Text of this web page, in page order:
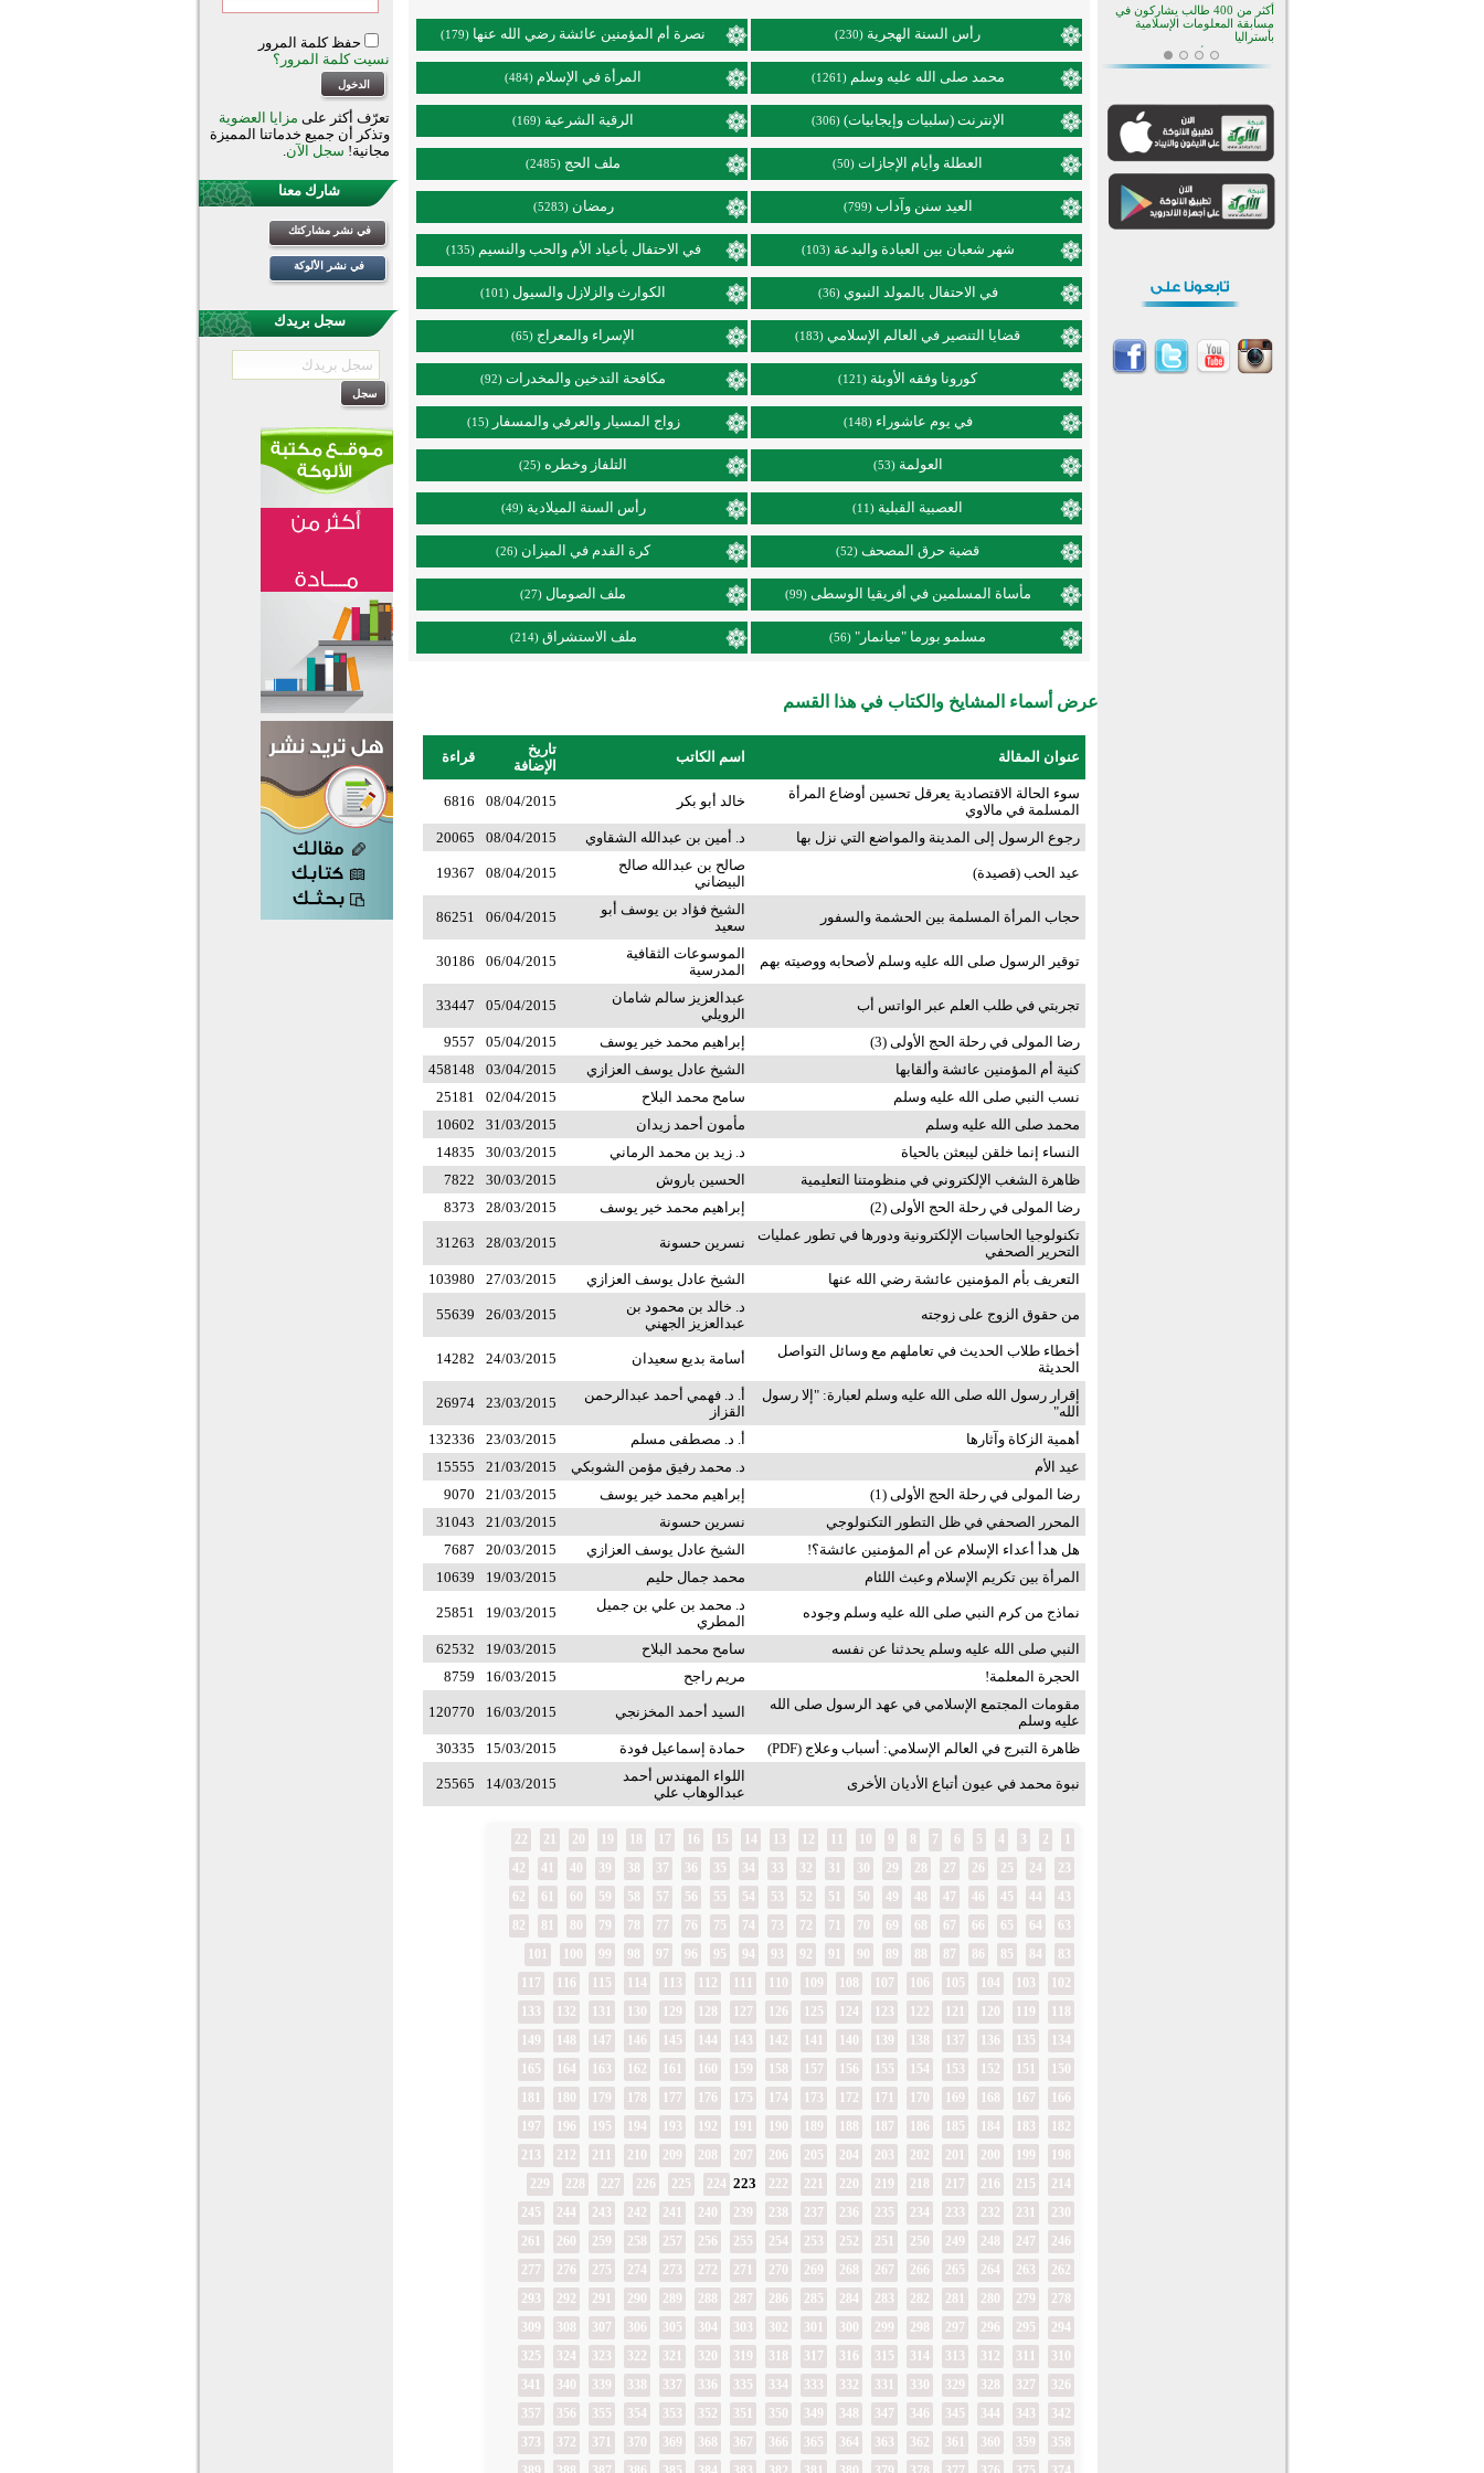
رأس السنة الهجرية (230) نصرة أم المؤمنين عائشة رضي الله عنها (179)
محمد صلى الله عليه وسلم (1261) المرأة في الإسلام (484)
الإنترنت (سلبيات وإيجابيات) (306) الرقية الشرعية (169)
العطلة وأيام الإجازات (50) ملف الحج (2485)
العيد سنن وآداب (799) رمضان (5283)
شهر شعبان بين العبادة والبدعة (103) في الاحتفال بأعياد الأم والحب والنسيم (135)
في الاحتفال بالمولد النبوي (36) الكوارث والزلازل والسيول (101)
قضايا التنصير في العالم الإسلامي (183) الإسراء والمعراج (65)
كورونا وفقه الأوبئة (121) مكافحة التدخين والمخدرات (92)
في يوم عاشوراء (148) زواج المسيار والعرفي والمسفار (15)
العولمة (53) التلفاز وخطره (25)
العصبية القبلية (11) رأس السنة الميلادية (49)
قضية حرق المصحف (52) كرة القدم في الميزان (26)
مأساة المسلمين في أفريقيا الوسطى (99) ملف الصومال (27)
مسلمو بورما "ميانمار" (56) ملف الاستشراق (214)
عرض أسماء المشايخ والكتاب في هذا القسم
عنوان المقالة اسم الكاتب
تاريخ
الإضافة
قراءة
سوء الحالة الاقتصادية يعرقل تحسين أوضاع المرأة
المسلمة في مالاوي
خالد أبو بكر 08/04/2015
6816
رجوع الرسول إلى المدينة والمواضع التي نزل بها د. أمين بن عبدالله الشقاوي 08/04/2015
20065
عيد الحب (قصيدة)
صالح بن عبدالله صالح
البيضاني
08/04/2015
19367
حجاب المرأة المسلمة بين الحشمة والسفور
الشيخ فؤاد بن يوسف أبو
سعيد
06/04/2015
86251
توقير الرسول صلى الله عليه وسلم لأصحابه ووصيته بهم
الموسوعات الثقافية
المدرسية
06/04/2015
30186
تجربتي في طلب العلم عبر الواتس أب
عبدالعزيز سالم شامان
الرويلي
05/04/2015
33447
رضا المولى في رحلة الحج الأولى (3) إبراهيم محمد خير يوسف 05/04/2015
9557
كنية أم المؤمنين عائشة وألقابها
الشيخ عادل يوسف العزازي 03/04/2015
458148
نسب النبي صلى الله عليه وسلم
سامح محمد البلاح 02/04/2015
25181
محمد صلى الله عليه وسلم
مأمون أحمد زيدان 31/03/2015
10602
النساء إنما خلقن ليبعثن بالحياة
د. زيد بن محمد الرماني 30/03/2015
14835
ظاهرة الشغب الإلكتروني في منظومتنا التعليمية
الحسين باروش 30/03/2015
7822
رضا المولى في رحلة الحج الأولى (2)
إبراهيم محمد خير يوسف 28/03/2015
8373
تكنولوجيا الحاسبات الإلكترونية ودورها في تطور عمليات
التحرير الصحفي
نسرين حسونة 28/03/2015
31263
التعريف بأم المؤمنين عائشة رضي الله عنها الشيخ عادل يوسف العزازي 27/03/2015
103980
من حقوق الزوج على زوجته
د. خالد بن محمود بن
عبدالعزيز الجهني
26/03/2015
55639
أخطاء طلاب الحديث في تعاملهم مع وسائل التواصل
الحديثة
أسامة بديع سعيدان 24/03/2015
14282
إقرار رسول الله صلى الله عليه وسلم لعبارة: "إلا رسول
الله"
أ. د. فهمي أحمد عبدالرحمن
القزاز
23/03/2015
26974
أهمية الزكاة وآثارها أ. د. مصطفى مسلم 23/03/2015
132336
عيد الأم
د. محمد رفيق مؤمن الشوبكي 21/03/2015
15555
رضا المولى في رحلة الحج الأولى (1)
إبراهيم محمد خير يوسف 21/03/2015
9070
المحرر الصحفي في ظل التطور التكنولوجي
نسرين حسونة 21/03/2015
31043
هل هدأ أعداء الإسلام عن أم المؤمنين عائشة؟!
الشيخ عادل يوسف العزازي 20/03/2015
7687
المرأة بين تكريم الإسلام وعبث اللئام
محمد جمال حليم 19/03/2015
10639
نماذج من كرم النبي صلى الله عليه وسلم وجوده
د. محمد بن علي بن جميل
المطري
19/03/2015
25851
النبي صلى الله عليه وسلم يحدثنا عن نفسه سامح محمد البلاح 19/03/2015
62532
الحجرة المعلمة!
مريم راجح 16/03/2015
8759
مقومات المجتمع الإسلامي في عهد الرسول صلى الله
عليه وسلم
السيد أحمد المخزنجي 16/03/2015
120770
ظاهرة التبرج في العالم الإسلامي: أسباب وعلاج (PDF) حمادة إسماعيل فودة 15/03/2015
30335
نبوة محمد في عيون أتباع الأديان الأخرى
اللواء المهندس أحمد
عبدالوهاب علي
14/03/2015
25565
2
3
4
5
6
7
8
9
12
13
14
15
16
17
18
19
20
21
22
23
24
25
26
27
28
29
30
31
32
33
34
35
36
37
38
39
40
41
42
43
44
45
46
47
48
49
50
51
52
53
54
55
56
57
58
59
60
61
62
63
64
65
66
67
68
69
70
71
72
73
74
75
76
77
78
79
80
81
82
83
84
85
86
87
88
89
90
91
92
93
94
95
96
97
98
99
102
103
104
105
106
107
108
109
112
113
114
115
116
117
118
119
120
121
122
123
124
125
126
127
128
129
130
131
132
133
134
135
136
137
138
139
140
141
142
143
144
145
146
147
148
149
150
151
152
153
154
155
156
157
158
159
160
161
162
163
164
165
166
167
168
169
170
171
172
173
174
175
176
177
178
179
180
181
182
183
184
185
186
187
188
189
190
191
192
193
194
195
196
197
198
199
200
201
202
203
204
205
206
207
208
209
210
211
212
213
214
215
216
217
218
219
220
221
222
224
225
226
227
228
229
230
231
232
233
234
235
236
237
238
239
240
241
242
243
244
245
246
247
248
249
250
251
252
253
254
255
256
257
258
259
260
261
262
263
264
265
266
267
268
269
270
271
272
273
274
275
276
277
278
279
280
281
282
283
284
285
286
287
288
289
290
291
292
293
294
295
296
297
298
299
300
301
302
303
304
305
306
307
308
309
310
311
312
313
314
315
316
317
318
319
320
321
322
323
324
325
326
327
328
329
330
331
332
333
334
335
336
337
338
339
340
341
342
343
344
345
346
347
348
349
350
351
352
353
354
355
356
357
358
359
360
361
362
363
364
365
366
367
368
369
370
371
372
373
حفظ كلمة المرور
نسيت كلمة المرور؟
تعرّف أكثر على مزايا العضوية
وتذكر أن جميع خدماتنا المميزة
مجانية! سجل الآن.
شارك معنا
في نشر مشاركتك
في نشر الألوكة
سجل بريدك
أكثر من 400 طالب يشاركون في
مسابقة المعلومات الإسلامية
بأستراليا
افتتاح تاريخي لأول مسجد في بلييفليا
بالجبل الأسود منذ أكثر من قرن
مسجد جديد في أجواء إيمانية مميزة
أكبر مشروع إسلامي في ريف
أستراليا يفتتح أبوابه بعد سنوات من
القرآن والتربية في صدارة البرامج
الصيفية للمسلمين في بينزا
وساراتوف وموردوفيا هذا العام
اختتام الدورة التاسعة لمسابقة حفظ
القيم وبناء الشخصية للشباب
المسلمين
أكثر من 400 طالب يشاركون في
مسابقة المعلومات الإسلامية